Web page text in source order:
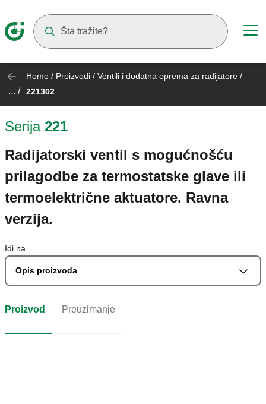
Home / Proizvodi / Ventili i dodatna oprema za radijatore /
... / 221302
Serija 221
Radijatorski ventil s mogućnošću
prilagodbe za termostatske glave ili
termoelektrične aktuatore. Ravna
verzija.
Idi na
Opis proizvoda
Proizvod Preuzimanje